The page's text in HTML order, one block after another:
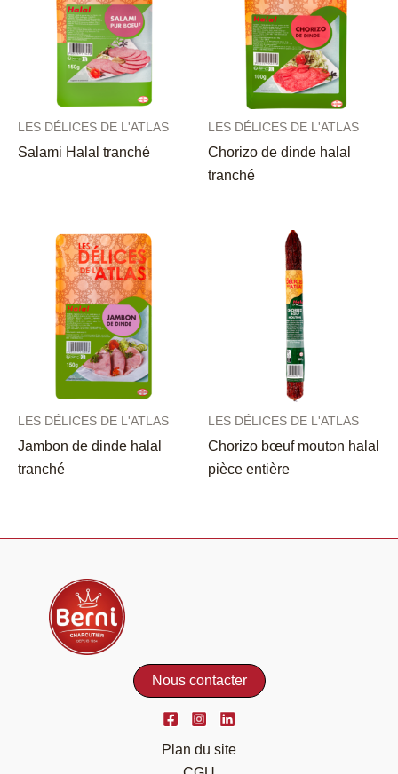
LES DÉLICES DE L'ATLAS
Salami Halal tranché
LES DÉLICES DE L'ATLAS
Chorizo de dinde halal
tranché
LES DÉLICES DE L'ATLAS
Jambon de dinde halal
tranché
LES DÉLICES DE L'ATLAS
Chorizo bœuf mouton halal
pièce entière
Nous contacter
Plan du site